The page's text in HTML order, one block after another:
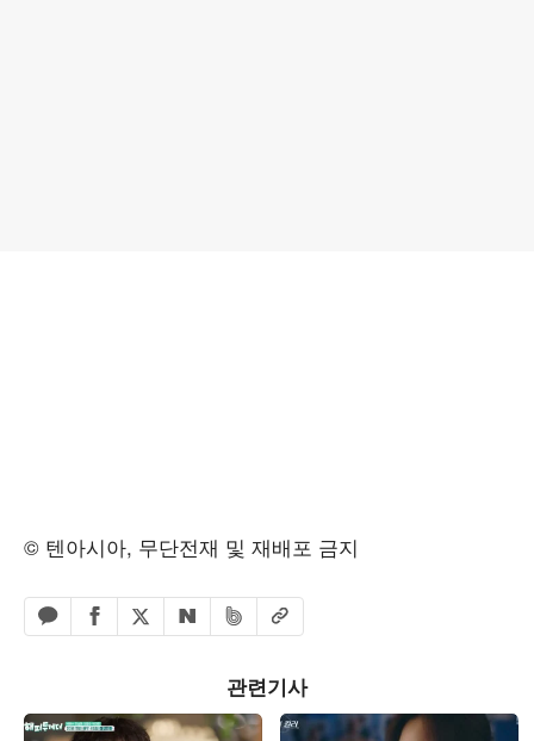
© 텐아시아, 무단전재 및 재배포 금지
카카오톡 공유하기
페이스북 공유하기
엑스 공유하기
네이버 공유하기
밴드 공유하기
URL복사
관련기사